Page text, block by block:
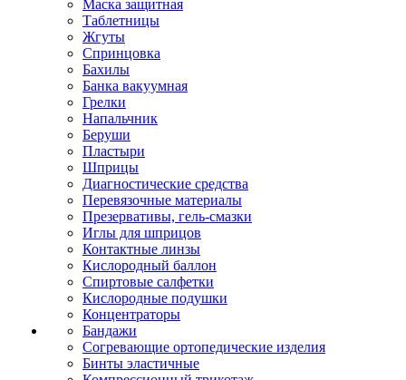
Маска защитная
Таблетницы
Жгуты
Спринцовка
Бахилы
Банка вакуумная
Грелки
Напальчник
Беруши
Пластыри
Шприцы
Диагностические средства
Перевязочные материалы
Презервативы, гель-смазки
Иглы для шприцов
Контактные линзы
Кислородный баллон
Спиртовые салфетки
Кислородные подушки
Концентраторы
Бандажи
Согревающие ортопедические изделия
Бинты эластичные